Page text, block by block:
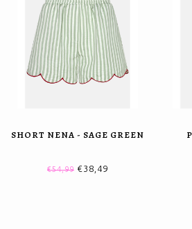
SHORT NENA - SAGE GREEN
€54,99 €38,49